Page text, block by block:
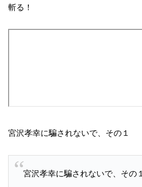
斬る！
宮沢孝幸に騙されないで、その１
宮沢孝幸に騙されないで、その１